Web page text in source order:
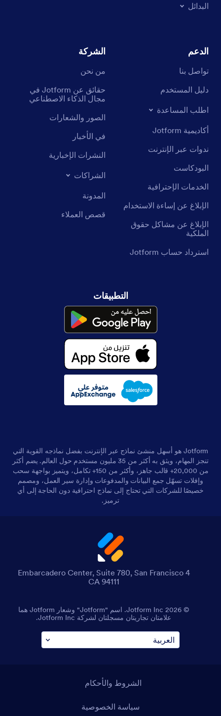
البدائل
الدعم
تواصل بنا
دليل المستخدم
اطلب المساعدة
أكاديمية Jotform
ندوات عبر الإنترنت
البودكاست
الخدمات الإحترافية
الإبلاغ عن إساءة الاستخدام
الإبلاغ عن مشاكل حقوق
الملكية
استرداد حساب Jotform
الشركة
من نحن
حقائق عن Jotform في
مجال الذكاء الاصطناعي
الصور والشعارات
في الأخبار
النشرات الإخبارية
الشراكات
المدونة
قصص العملاء
التطبيقات
Jotform هو أسهل منشئ نماذج عبر الإنترنت بفضل نماذجه القوية التي
تنجز المهام، ويثق به أكثر من 35 مليون مستخدم حول العالم. يضم أكثر
من 20,000+ قالب جاهز، وأكثر من 150+ تكامل، ويتميز بواجهة سحب
وإفلات تسهّل جمع البيانات والمدفوعات وإدارة سير العمل، ومصمم
خصيصًا للشركات التي تحتاج إلى نماذج احترافية دون الحاجة إلى أي
ترميز.
4 Embarcadero Center, Suite 780, San Francisco
CA 94111
© 2026 Jotform Inc. اسم "Jotform" وشعار Jotform هما
علامتان تجاريتان مسجلتان لشركة Jotform Inc.
الشروط والأحكام
سياسة الخصوصية